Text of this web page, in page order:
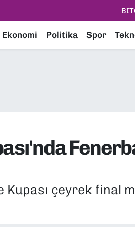
Ekonomi Politika Spor
çeyrek final